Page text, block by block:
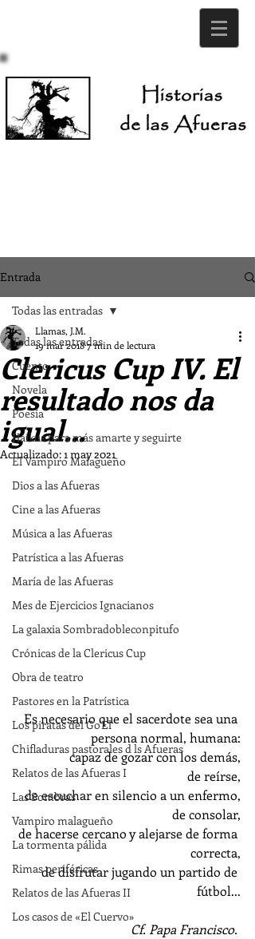
Entrada
Todas las entradas
Cuento
Novela
Poesía
Haikus para más amarte y seguirte
El Vampiro Malagueño
Dios a las Afueras
Cine a las Afueras
Música a las Afueras
Patrística a las Afueras
María de las Afueras
Mes de Ejercicios Ignacianos
La galaxia Sombradobleconpitufo
Crónicas de la Clericus Cup
Obra de teatro
Pastores en la Patrística
Los piratas del Go'El
Chifladuras pastorales d ls Afueras
Relatos de las Afueras I
Las Sombras
Vampiro malagueño
La tormenta pálida
Rimas periféricas
Relatos de las Afueras II
Los casos de «El Cuervo»
Todas las entradas
Clericus Cup IV. El
resultado nos da
igual...
Llamas, J.M.
19 mar 20187 min de lectura
Actualizado:1 may 2021
Es necesario que el sacerdote sea una
persona normal, humana:
capaz de gozar con los demás,
de reírse,
de escuchar en silencio a un enfermo,
de consolar,
de hacerse cercano y alejarse de forma
correcta,
de disfrutar jugando un partido de
fútbol...
Cf. Papa Francisco.